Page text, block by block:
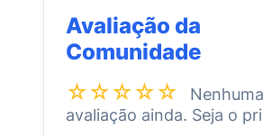
Avaliação da
Comunidade
☆☆☆☆☆
Nenhuma
avaliação ainda. Seja o